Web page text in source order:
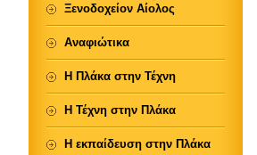
Ξενοδοχείον Αίολος
Αναφιώτικα
Η Πλάκα στην Τέχνη
Η Τέχνη στην Πλάκα
Η εκπαίδευση στην Πλάκα